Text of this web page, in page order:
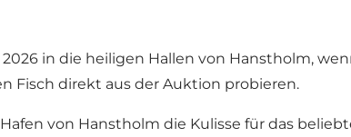
2026 in die heiligen Hallen von Hanstholm,
Fisch direkt aus der Auktion probieren.
von Hanstholm die Kulisse für das